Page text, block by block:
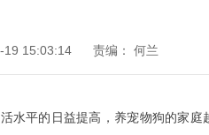
19 15:03:14 责编： 何兰
水平的日益提高，养宠物狗的家